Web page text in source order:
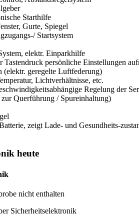
Starthilfe
Gurte, Spiegel
Startsystem
elektr. Einparkhilfe
Tastendruck persönliche Einstellungen
(elektr. geregelte Luftfederung)
Lichtverhältnisse, etc.
Regelung der
zur Querführung / Spureinhaltung)
zeigt Lade- und Gesundheits-
heute
nicht enthalten
Sicherheitselektronik